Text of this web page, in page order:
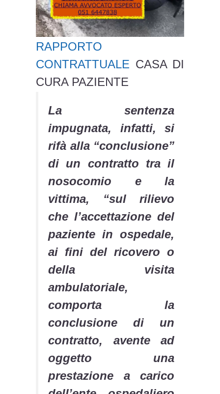
RAPPORTO
CONTRATTUALE CASA DI
CURA PAZIENTE
La sentenza
impugnata, infatti, si
rifà alla “conclusione”
di un contratto tra il
nosocomio e la
vittima, “sul rilievo
che l’accettazione del
paziente in ospedale,
ai fini del ricovero o
della visita
ambulatoriale,
comporta la
conclusione di un
contratto, avente ad
oggetto una
prestazione a carico